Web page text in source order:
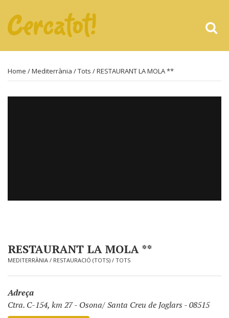
Home /Mediterrània /Tots / RESTAURANT LA MOLA **
RESTAURANT LA MOLA **
MEDITERRÀNIA / RESTAURACIÓ (TOTS) / TOTS
Adreça
Ctra. C-154, km 27- Osona/ Santa Creu de Joglars - 08515